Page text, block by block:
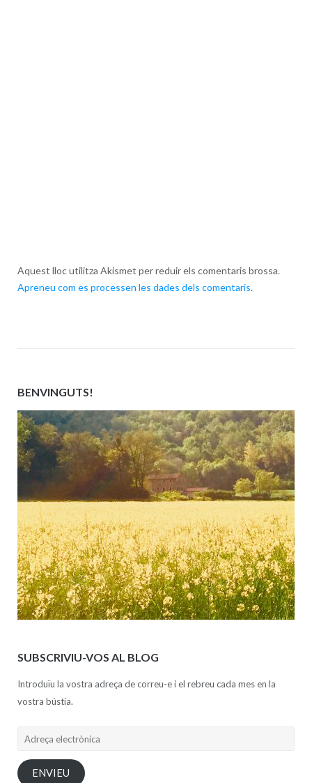
Aquest lloc utilitza Akismet per reduir els comentaris brossa.
Apreneu com es processen les dades dels comentaris.
BENVINGUTS!
SUBSCRIVIU-VOS AL BLOG
Introduïu la vostra adreça de correu-e i el rebreu cada mes en la
vostra bústia.
Adreça
ENVIEU